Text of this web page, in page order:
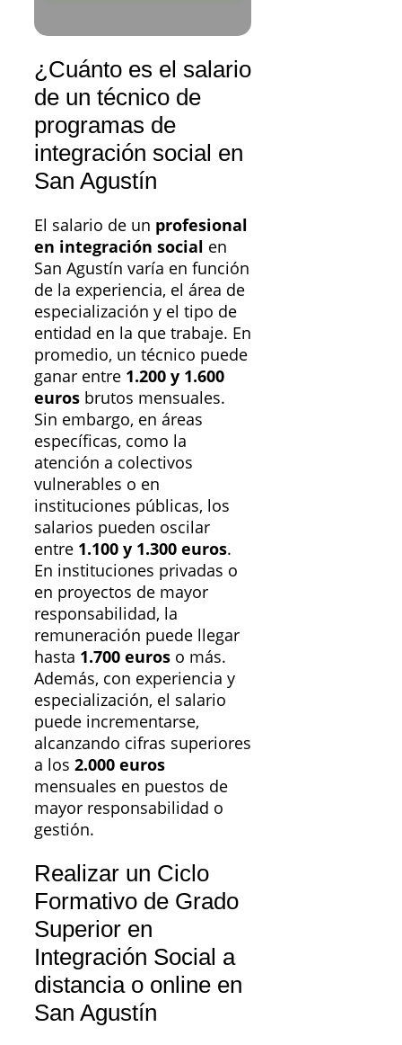
¿Cuánto es el salario
de un técnico de
programas de
integración social en
San Agustín
El salario de un profesional
en integración social en
San Agustín varía en función
de la experiencia, el área de
especialización y el tipo de
entidad en la que trabaje. En
promedio, un técnico puede
ganar entre 1.200 y 1.600
euros brutos mensuales.
Sin embargo, en áreas
específicas, como la
atención a colectivos
vulnerables o en
instituciones públicas, los
salarios pueden oscilar
entre 1.100 y 1.300 euros.
En instituciones privadas o
en proyectos de mayor
responsabilidad, la
remuneración puede llegar
hasta 1.700 euros o más.
Además, con experiencia y
especialización, el salario
puede incrementarse,
alcanzando cifras superiores
a los 2.000 euros
mensuales en puestos de
mayor responsabilidad o
gestión.
Realizar un Ciclo
Formativo de Grado
Superior en
Integración Social a
distancia o online en
San Agustín